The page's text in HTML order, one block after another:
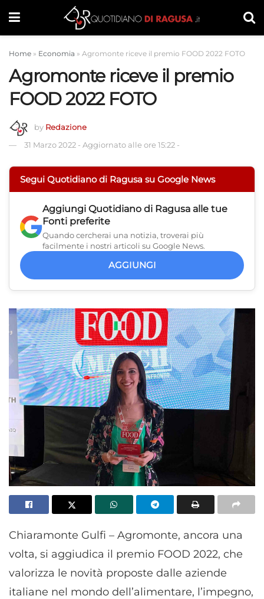
Home » Economia » Agromonte riceve il premio FOOD 2022 FOTO
Agromonte riceve il premio
FOOD 2022 FOTO
by Redazione
31 Marzo 2022 - Aggiornato alle ore 15:22 -
Segui Quotidiano di Ragusa su Google News
Aggiungi Quotidiano di Ragusa alle tue
Fonti preferite
Quando cercherai una notizia, troverai più
facilmente i nostri articoli su Google News.
AGGIUNGI
Chiaramonte Gulfi – Agromonte, ancora una
volta, si aggiudica il premio FOOD 2022, che
valorizza le novità proposte dalle aziende
italiane nel mondo dell’alimentare, l’impegno,